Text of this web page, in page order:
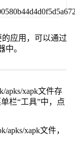
应用，可以通过
中。
apks/xapk文件存
栏“工具”中，点
xapk文件，